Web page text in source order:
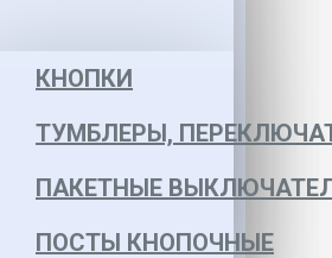
КНОПКИ
ТУМБЛЕРЫ,
ПАКЕТНЫЕ
ПОСТЫ КНОПОЧНЫЕ